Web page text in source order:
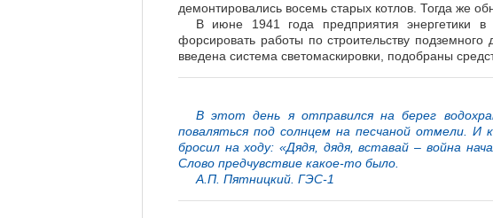
демонтировались восемь старых котлов. Тогда же
В июне 1941 года предприятия энергетики
форсировать работы по строительству
введена система светомаскировки, подобраны
В этот день я отправился на берег
поваляться под солнцем на песчаной отмели. И
бросил на ходу: «Дядя, дядя, вставай – война
Слово предчувствие какое-то было.
А.П. Пятницкий. ГЭС-1